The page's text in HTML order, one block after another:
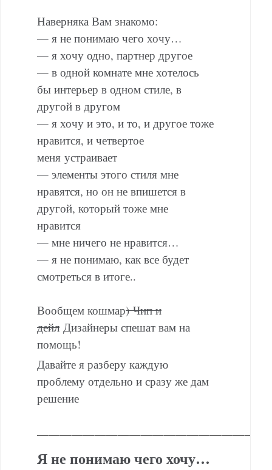
Наверняка Вам знакомо:
— я не понимаю чего хочу…
— я хочу одно, партнер другое
— в одной комнате мне хотелось
бы интерьер в одном стиле, в
другой в другом
— я хочу и это, и то, и другое тоже
нравится, и четвертое
меня устраивает
— элементы этого стиля мне
нравятся, но он не впишется в
другой, который тоже мне
нравится
— мне ничего не нравится…
— я не понимаю, как все будет
смотреться в итоге..
Вообщем кошмар) Чип и
дейл Дизайнеры спешат вам на
помощь!
Давайте я разберу каждую
проблему отдельно и сразу же дам
решение
———————————————————
Я не понимаю чего хочу…